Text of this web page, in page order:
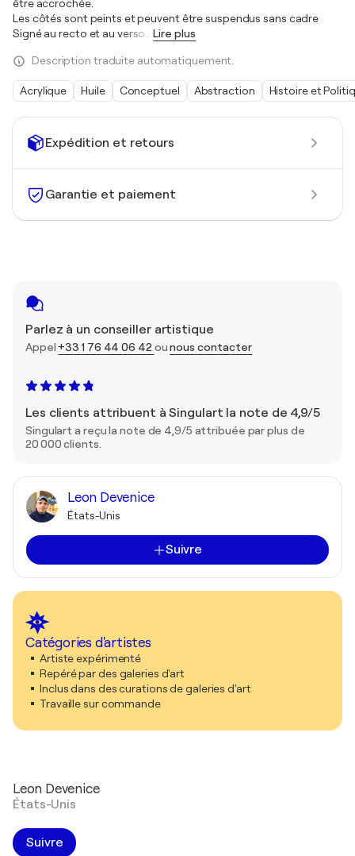
Expédition et retours
Garantie et paiement
Parlez à un conseiller artistique
Appel +33 1 76 44 06 42ounous contacter
Les clients attribuent à Singulart la note de 4,9/5
Singulart a reçu la note de 4,9/5 attribuée par plus de
20 000 clients.
Leon Devenice
États-Unis
Suivre
Catégories d'artistes
Artiste expérimenté
Repéré par des galeries d'art
Inclus dans des curations de galeries d'art
Travaille sur commande
être accrochée.
Les côtés sont peints et peuvent être suspendus sans cadre
Signé au recto et au verso… Lire plus
Description traduite automatiquement.
Acrylique Huile Conceptuel Abstraction Histoire et
Leon Devenice
États-Unis
Suivre